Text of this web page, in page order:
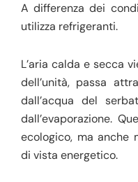
A differenza dei
utilizza refrigeranti.
L’aria calda e secca
dell’unità, passa
dall’acqua del
dall’evaporazione.
ecologico, ma anche
di vista energetico.